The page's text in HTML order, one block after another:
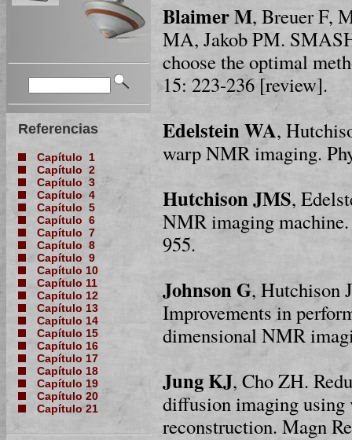
Referencias
Capítulo 1
Capítulo 2
Capítulo 3
Capítulo 4
Capítulo 5
Capítulo 6
Capítulo 7
Capítulo 8
Capítulo 9
Capítulo 10
Capítulo 11
Capítulo 12
Capítulo 13
Capítulo 14
Capítulo 15
Capítulo 16
Capítulo 17
Capítulo 18
Capítulo 19
Capítulo 20
Capítulo 21
Blaimer M, Breuer F,
MA, Jakob PM.
choose the optimal
15: 223-236 [review].
Edelstein WA,
warp NMR imaging.
Hutchison JMS,
NMR imaging
955.
Johnson G, Hutchison
Improvements in
dimensional NMR
Jung KJ, Cho ZH.
diffusion imaging
reconstruction. Magn